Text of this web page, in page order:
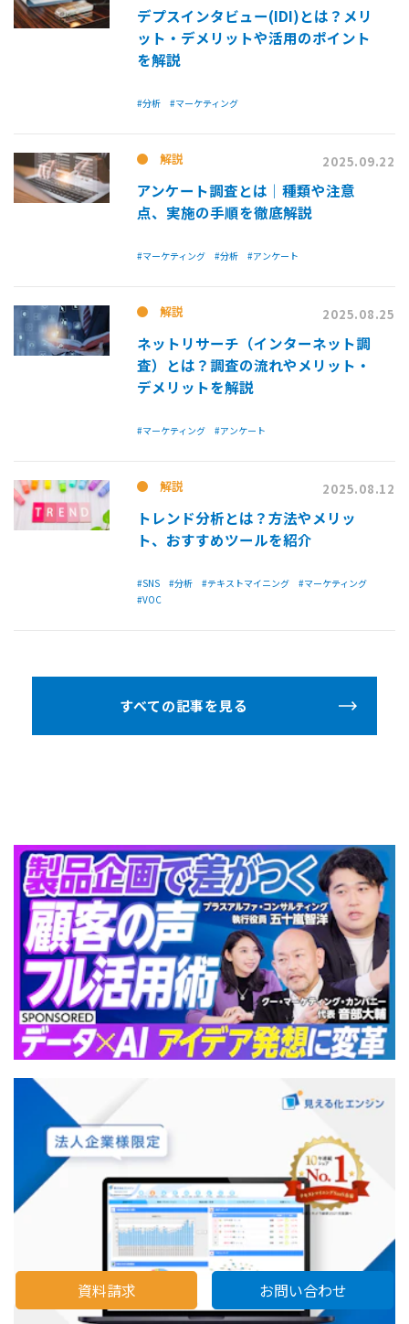
デプスインタビュー(IDI)とは？メリ
ット・デメリットや活用のポイント
を解説
#分析 #マーケティング
解説 2025.09.22
アンケート調査とは│種類や注意
点、実施の手順を徹底解説
#マーケティング #分析 #アンケート
解説 2025.08.25
ネットリサーチ（インターネット調
査）とは？調査の流れやメリット・
デメリットを解説
#マーケティング #アンケート
解説 2025.08.12
トレンド分析とは？方法やメリッ
ト、おすすめツールを紹介
#SNS #分析 #テキストマイニング
#マーケティング
#VOC
すべての記事を見る
資料請求 お問い合わせ